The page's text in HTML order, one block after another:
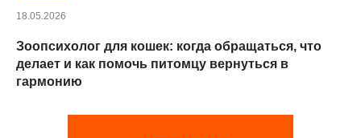
18.05.2026
Зоопсихолог для кошек: когда обращаться, что
делает и как помочь питомцу вернуться в
гармонию